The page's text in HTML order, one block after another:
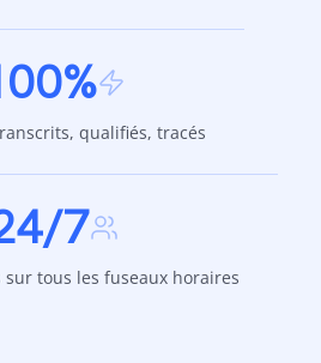
qualifiés, tracés
7
tous les fuseaux horaires